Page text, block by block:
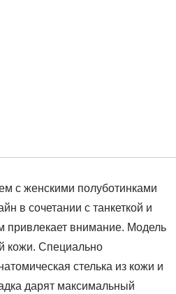
с женскими полуботинками
в сочетании с танкеткой и
привлекает внимание. Модель
кожи. Специально
стелька из кожи и
дарят максимальный